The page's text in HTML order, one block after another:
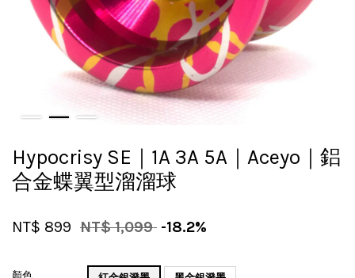
Hypocrisy SE｜1A 3A 5A｜Aceyo｜鋁
合金蝶翼型溜溜球
NT$ 899 NT$ 1,099 -18.2%
顏色